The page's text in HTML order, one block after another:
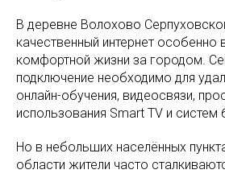
В деревне Волохово
качественный интернет особенно
комфортной жизни за городом.
подключение необходимо для
онлайн-обучения, видеосвязи,
использования Smart TV и систем
Но в небольших населённых
области жители часто